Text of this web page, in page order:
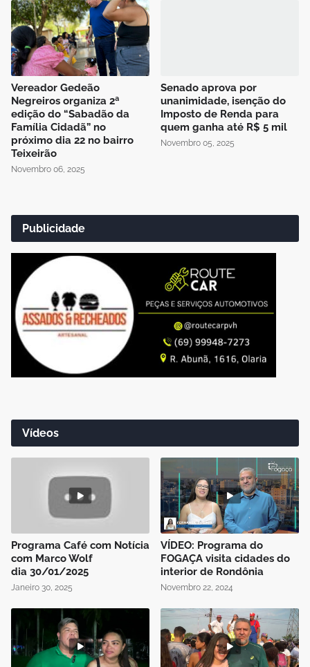
Vereador Gedeão
Negreiros organiza 2ª
edição do “Sabadão da
Família Cidadã” no
próximo dia 22 no bairro
Teixeirão
Novembro 06, 2025
Senado aprova por
unanimidade, isenção do
Imposto de Renda para
quem ganha até R$ 5 mil
Novembro 05, 2025
Publicidade
Vídeos
Programa Café com Notícia
com Marco Wolf
dia 30/01/2025
Janeiro 30, 2025
VÍDEO: Programa do
FOGAÇA visita cidades do
interior de Rondônia
Novembro 22, 2024